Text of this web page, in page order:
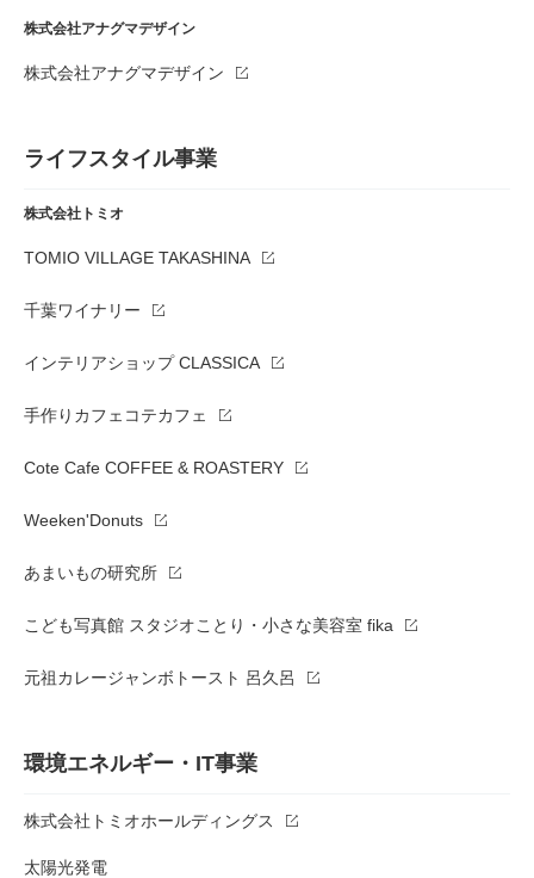
株式会社アナグマデザイン
株式会社アナグマデザイン
ライフスタイル事業
株式会社トミオ
TOMIO VILLAGE TAKASHINA
千葉ワイナリー
インテリアショップ CLASSICA
手作りカフェコテカフェ
Cote Cafe COFFEE & ROASTERY
Weeken'Donuts
あまいもの研究所
こども写真館 スタジオことり・小さな美容室 fika
元祖カレージャンボトースト 呂久呂
環境エネルギー・IT事業
株式会社トミオホールディングス
太陽光発電